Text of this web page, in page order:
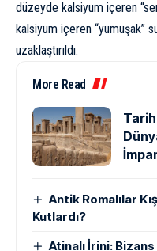
düzeyde kalsiyum içeren
kalsiyum içeren “yumuşak”
uzaklaştırıldı.
More Read
Antik Romalılar
Kutlardı?
Atinalı İrini: